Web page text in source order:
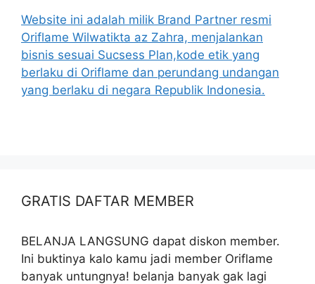
Website ini adalah milik Brand Partner resmi
Oriflame Wilwatikta az Zahra, menjalankan
bisnis sesuai Sucsess Plan,kode etik yang
berlaku di Oriflame dan perundang undangan
yang berlaku di negara Republik Indonesia.
GRATIS DAFTAR MEMBER
BELANJA LANGSUNG dapat diskon member.
Ini buktinya kalo kamu jadi member Oriflame
banyak untungnya! belanja banyak gak lagi